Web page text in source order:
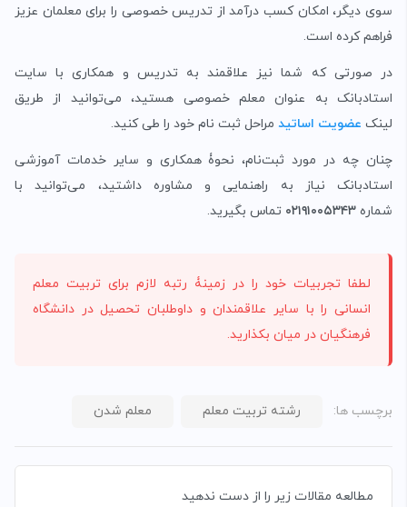
سوی دیگر، امکان کسب درآمد از تدریس خصوصی را برای معلمان عزیز
فراهم کرده‌ است.
در صورتی که شما نیز علاقمند به تدریس و همکاری با سایت
استادبانک به عنوان معلم خصوصی هستید، می‌توانید از طریق
لینک عضویت اساتید مراحل ثبت نام خود را طی کنید.
چنان چه در مورد ثبت‌نام، نحوۀ همکاری و سایر خدمات آموزشی
استادبانک نیاز به راهنمایی و مشاوره داشتید، می‌توانید با
شماره ۰۲۱۹۱۰۰۵۳۴۳ تماس بگیرید.
لطفا تجربیات خود را در زمینۀ رتبه لازم برای تربیت معلم
انسانی را با سایر علاقمندان و داوطلبان تحصیل در دانشگاه
فرهنگیان در میان بکذارید.
برچسب ها: رشته تربیت معلم معلم شدن
مطالعه مقالات زیر را از دست ندهید